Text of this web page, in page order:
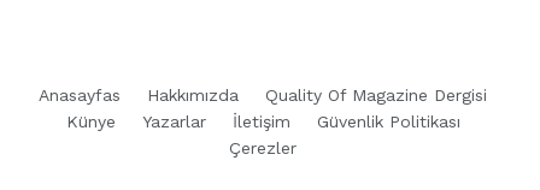
Anasayfas Hakkımızda
Quality Of Magazine Dergisi
Künye
Yazarlar İletişim
Güvenlik Politikası
Çerezler